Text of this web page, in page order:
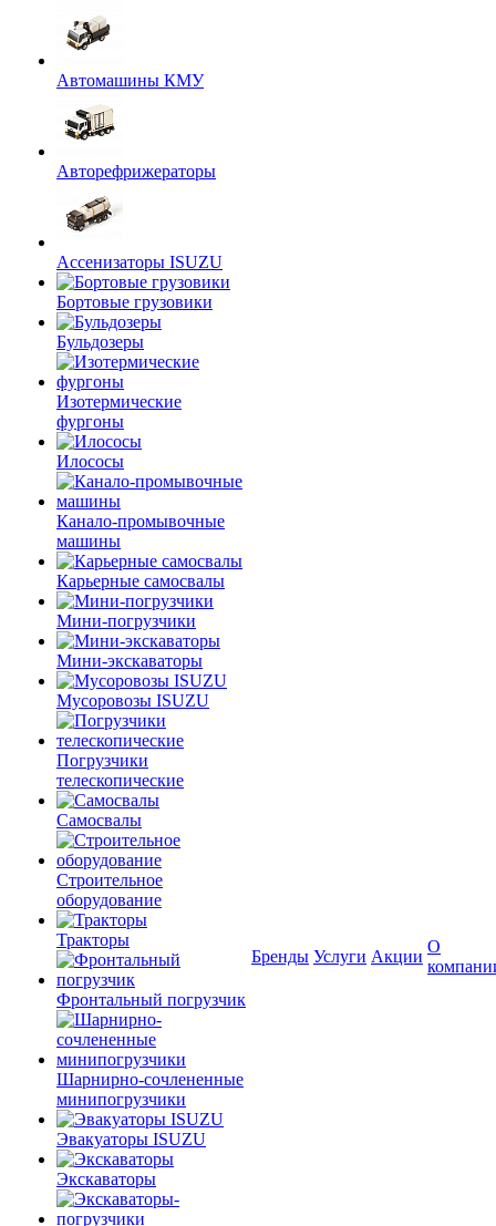
Автомашины КМУ
Авторефрижераторы
Ассенизаторы ISUZU
Бортовые грузовики
Бульдозеры
Изотермические
фургоны
Илососы
Канало-промывочные
машины
Карьерные самосвалы
Мини-погрузчики
Мини-экскаваторы
Мусоровозы ISUZU
Погрузчики
телескопические
Самосвалы
Строительное
оборудование
Тракторы
Фронтальный погрузчик
Шарнирно-сочлененные
минипогрузчики
Эвакуаторы ISUZU
Экскаваторы
Бренды Услуги Акции
О